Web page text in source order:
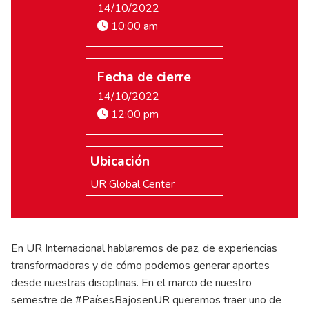
14/10/2022
10:00 am
Fecha de cierre
14/10/2022
12:00 pm
Ubicación
UR Global Center
En UR Internacional hablaremos de paz, de experiencias
transformadoras y de cómo podemos generar aportes
desde nuestras disciplinas. En el marco de nuestro
semestre de #PaísesBajosenUR queremos traer uno de